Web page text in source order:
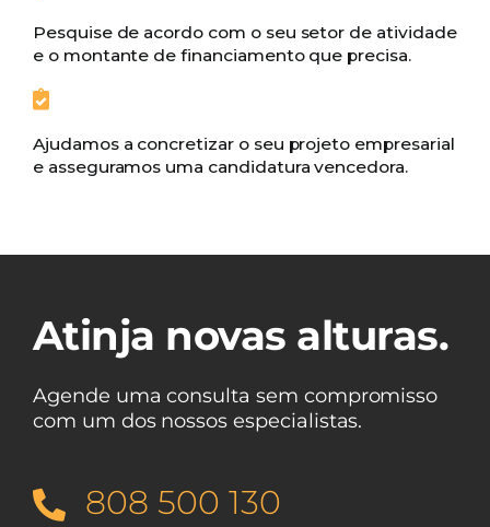
Pesquise de acordo com o seu setor de atividade
e o montante de financiamento que precisa.
Ajudamos a concretizar o seu projeto empresarial
e asseguramos uma candidatura vencedora.
Atinja novas alturas.
Agende uma consulta sem compromisso
com um dos nossos especialistas.
808 500 130